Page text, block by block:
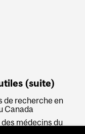
(suite)
de recherche en
Canada
médecins du